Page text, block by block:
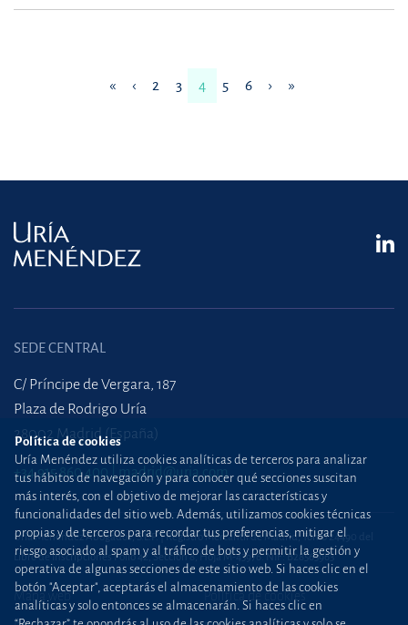
« ‹ 2 3 4 5 6 › »
SEDE CENTRAL
C/ Príncipe de Vergara, 187
Plaza de Rodrigo Uría
28002 Madrid (España)
+34 915 860 400 madrid@uria.com
Uría Menéndez Abogados, S.L.P. | Registro Mercantil de Madrid, Tomo 24490 del
Libro de Inscripciones Folio 42, Sección 8, Hoja M-43976. NIF: B28563963
Mapa web Política de cookies
Política de cookies
Uría Menéndez utiliza cookies analíticas de terceros para analizar
tus hábitos de navegación y para conocer qué secciones suscitan
más interés, con el objetivo de mejorar las características y
funcionalidades del sitio web. Además, utilizamos cookies técnicas
propias y de terceros para recordar tus preferencias, mitigar el
riesgo asociado al spam y al tráfico de bots y permitir la gestión y
operativa de algunas secciones de este sitio web. Si haces clic en el
botón "Aceptar", aceptarás el almacenamiento de las cookies
analíticas y solo entonces se almacenarán. Si haces clic en